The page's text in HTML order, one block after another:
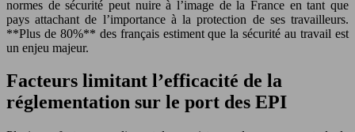
normes de sécurité peut nuire à l’image de la France en tant que
pays attachant de l’importance à la protection de ses travailleurs.
**Plus de 80%** des français estiment que la sécurité au travail est
un enjeu majeur.
Facteurs limitant l’efficacité de la
réglementation sur le port des EPI